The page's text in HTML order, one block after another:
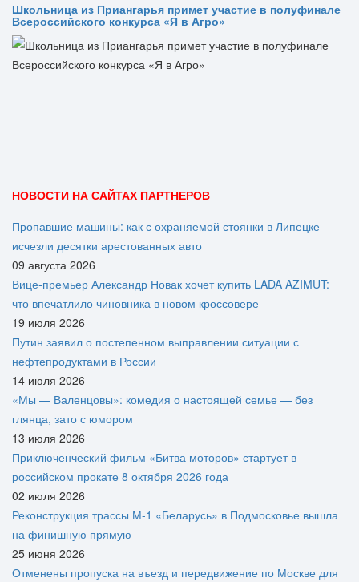
Школьница из Приангарья примет участие в полуфинале
Всероссийского конкурса «Я в Агро»
НОВОСТИ НА САЙТАХ ПАРТНЕРОВ
Пропавшие машины: как с охраняемой стоянки в Липецке
исчезли десятки арестованных авто
09 августа 2026
Вице‑премьер Александр Новак хочет купить LADA AZIMUT:
что впечатлило чиновника в новом кроссовере
19 июля 2026
Путин заявил о постепенном выправлении ситуации с
нефтепродуктами в России
14 июля 2026
«Мы — Валенцовы»: комедия о настоящей семье — без
глянца, зато с юмором
13 июля 2026
Приключенческий фильм «Битва моторов» стартует в
российском прокате 8 октября 2026 года
02 июля 2026
Реконструкция трассы М-1 «Беларусь» в Подмосковье вышла
на финишную прямую
25 июня 2026
Отменены пропуска на въезд и передвижение по Москве для